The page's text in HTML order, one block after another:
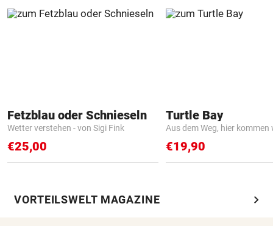
Fetzblau oder Schnieseln
Wetter verstehen - von Sigi Fink
€25,00
Turtle Bay
Aus dem Weg, hier kommen
€19,90
VORTEILSWELT MAGAZINE chevron_right